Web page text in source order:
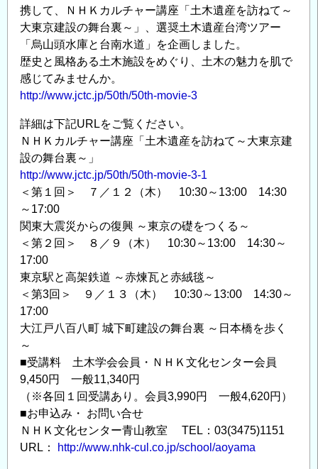
の
あ
ゆ
み」
開
催
お
知
ら
せ
の
携して、ＮＨＫカルチャー講座「土木遺産を訪ねて～
大東京建設の舞台裏～」、選奨土木遺産台湾ツアー
「烏山頭水庫と台南水道」を企画しました。
歴史と風格ある土木施設をめぐり、土木の魅力を肌で
感じてみませんか。
http://www.jctc.jp/50th/50th-movie-3
詳細は下記URLをご覧ください。
ＮＨＫカルチャー講座「土木遺産を訪ねて～大東京建
設の舞台裏～」
http://www.jctc.jp/50th/50th-movie-3-1
＜第１回＞ ７／１２（木） 10:30～13:00 14:30
～17:00
関東大震災からの復興 ～東京の礎をつくる～
＜第２回＞ ８／９（木） 10:30～13:00 14:30～
17:00
東京駅と高架鉄道 ～赤煉瓦と赤絨毯～
＜第3回＞ ９／１３（木） 10:30～13:00 14:30～
17:00
大江戸八百八町 城下町建設の舞台裏 ～日本橋を歩く
～
■受講料 土木学会会員・ＮＨＫ文化センター会員
9,450円 一般11,340円
（※各回１回受講あり。会員3,990円 一般4,620円）
■お申込み・ お問い合せ
ＮＨＫ文化センター青山教室 TEL：03(3475)1151
URL：
http://www.nhk-cul.co.jp/school/aoyama